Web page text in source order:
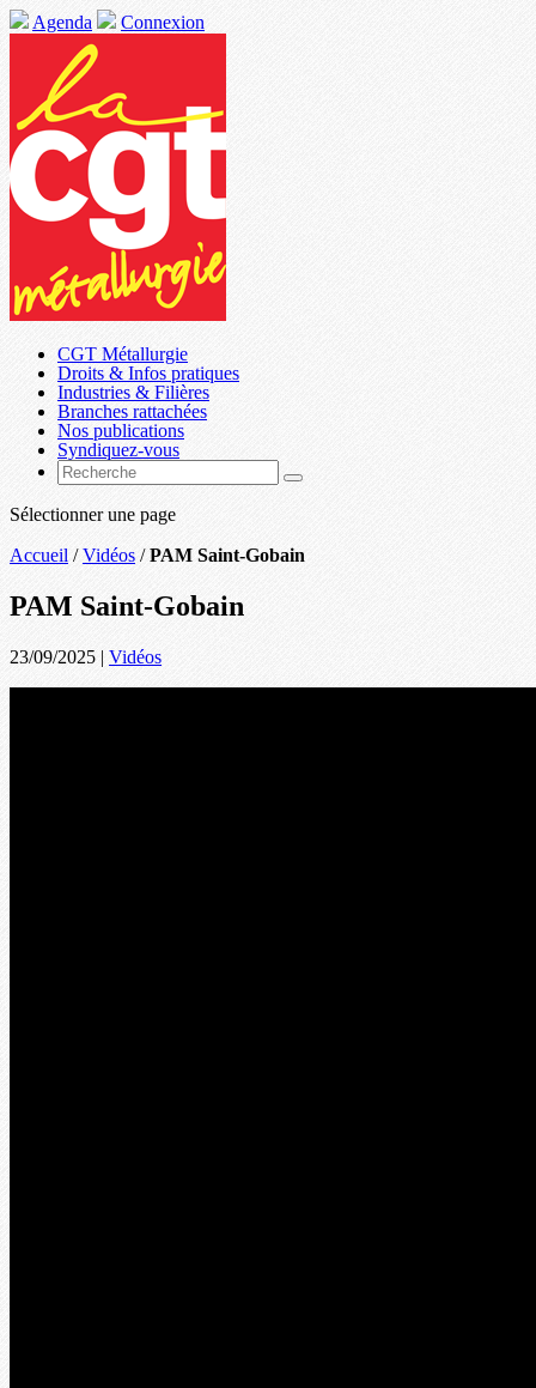
Agenda Connexion
CGT Métallurgie
Droits & Infos pratiques
Industries & Filières
Branches rattachées
Nos publications
Syndiquez-vous
Sélectionner une page
Accueil /Vidéos /PAM Saint-Gobain
PAM Saint-Gobain
23/09/2025 | Vidéos